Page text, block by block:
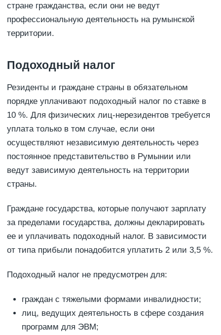
стране гражданства, если они не ведут
профессиональную деятельность на румынской
территории.
Подоходный налог
Резиденты и граждане страны в обязательном
порядке уплачивают подоходный налог по ставке в
10 %. Для физических лиц-нерезидентов требуется
уплата только в том случае, если они
осуществляют независимую деятельность через
постоянное представительство в Румынии или
ведут зависимую деятельность на территории
страны.
Граждане государства, которые получают зарплату
за пределами государства, должны декларировать
ее и уплачивать подоходный налог. В зависимости
от типа прибыли понадобится уплатить 2 или 3,5 %.
Подоходный налог не предусмотрен для:
граждан с тяжелыми формами инвалидности;
лиц, ведущих деятельность в сфере создания
программ для ЭВМ;